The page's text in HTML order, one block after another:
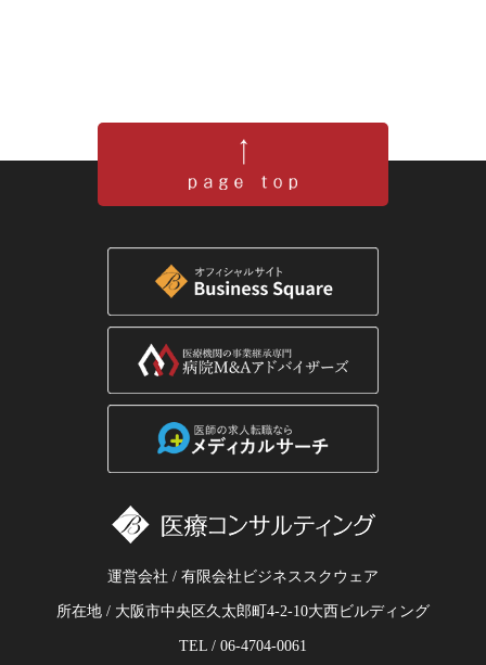
運営会社 / 有限会社ビジネススクウェア
所在地 / 大阪市中央区久太郎町4-2-10大西ビルディング
TEL / 06-4704-0061